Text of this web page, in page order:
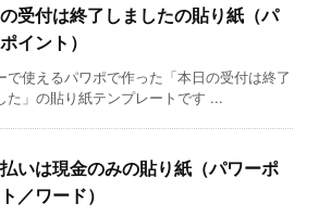
受付は終了しましたの貼り紙（パ
イント）
で使えるパワポで作った「本日の受付は終了
た」の貼り紙テンプレートです ...
いは現金のみの貼り紙（パワーポ
／ワード）